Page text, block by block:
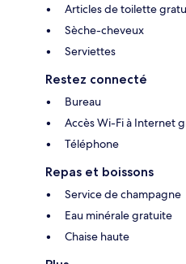
Articles de toilette
Sèche-cheveux
Serviettes
Restez connecté
Bureau
Accès Wi-Fi à Internet
Téléphone
Repas et boissons
Service de champagne
Eau minérale gratuite
Chaise haute